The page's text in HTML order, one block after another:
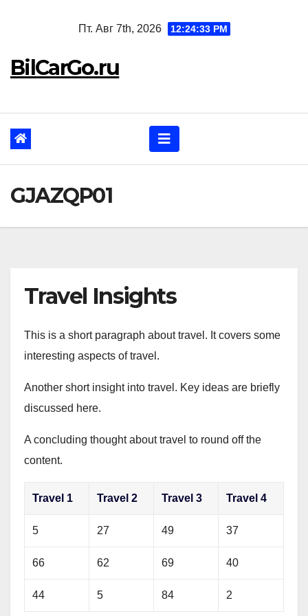
Пт. Авг 7th, 2026 12:24:34 PM
BilCarGo.ru
GJAZQP01
Travel Insights
This is a short paragraph about travel. It covers some
interesting aspects of travel.
Another short insight into travel. Key ideas are briefly
discussed here.
A concluding thought about travel to round off the
content.
Travel 1 Travel 2 Travel 3 Travel 4
5 27 49 37
66 62 69 40
44 5 84 2